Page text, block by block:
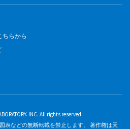
ちらから
INC. All rights reserved.
表などの無断転載を禁止します。 著作権は天